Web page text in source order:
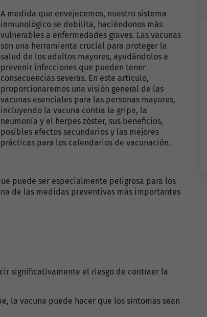
A medida que envejecemos, nuestro sistema
inmunológico se debilita, haciéndonos más
vulnerables a enfermedades graves. Las vacunas
son una herramienta crucial para proteger la
salud de los adultos mayores, ayudándolos a
prevenir infecciones que pueden tener
consecuencias severas. En este artículo,
proporcionaremos una visión general de las
vacunas esenciales para las personas mayores,
incluyendo la vacuna contra la gripe, la
neumonía y el herpes zóster, sus beneficios,
posibles efectos secundarios y las mejores
prácticas para los calendarios de vacunación.
puede ser especialmente peligrosa para los
de las medidas preventivas más importantes
significativamente el riesgo de contraer la
la vacuna puede hacer que los síntomas sean